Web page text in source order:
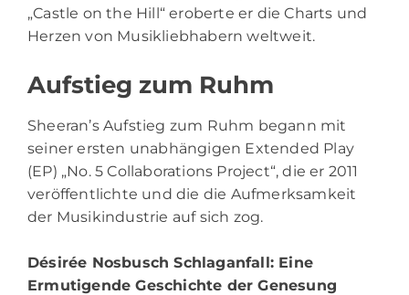
„Castle on the Hill“ eroberte er die Charts und
Herzen von Musikliebhabern weltweit.
Aufstieg zum Ruhm
Sheeran’s Aufstieg zum Ruhm begann mit
seiner ersten unabhängigen Extended Play
(EP) „No. 5 Collaborations Project“, die er 2011
veröffentlichte und die die Aufmerksamkeit
der Musikindustrie auf sich zog.
Désirée Nosbusch Schlaganfall: Eine
Ermutigende Geschichte der Genesung